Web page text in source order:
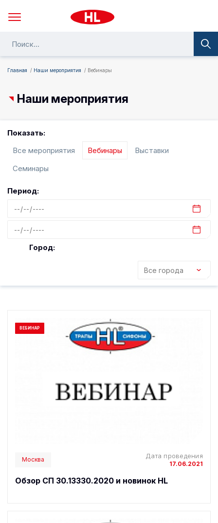
Главная Наши мероприятия Вебинары
Наши мероприятия
Показать:
Все мероприятия
Вебинары
Выставки
Семинары
Период:
Город:
ВЕБИНАР
Москва Дата проведения
17.06.2021
Обзор СП 30.13330.2020 и новинок HL